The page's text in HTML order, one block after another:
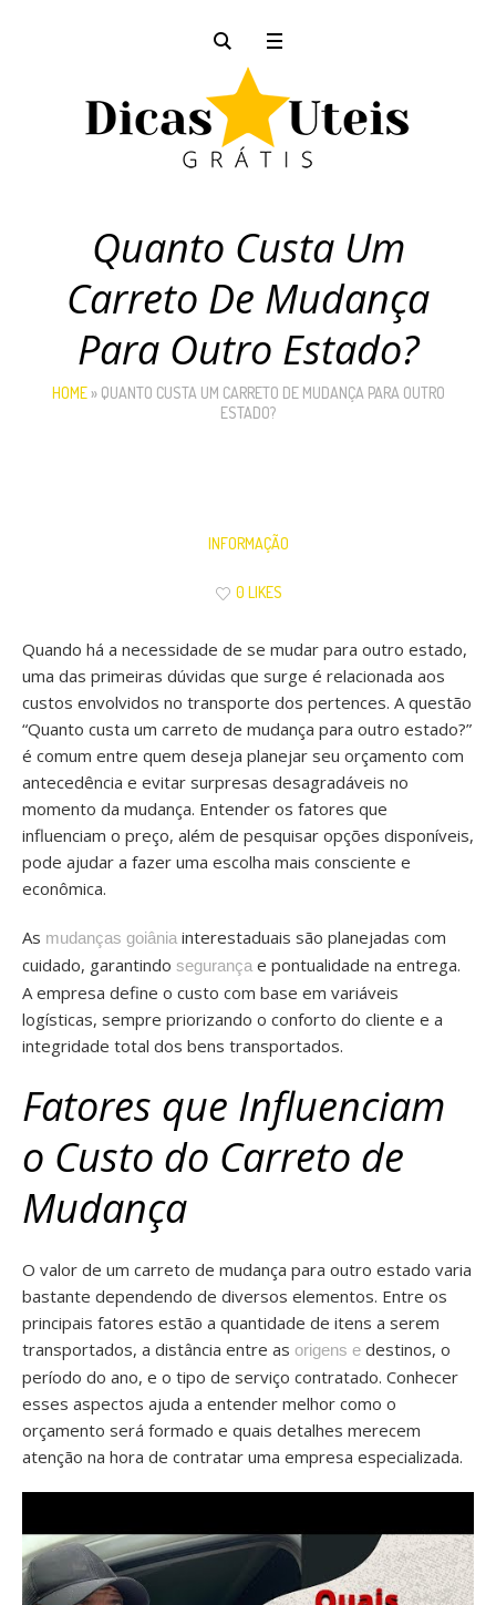
Quanto Custa Um
Carreto De Mudança
Para Outro Estado?
HOME» QUANTO CUSTA UM CARRETO DE MUDANÇA PARA OUTRO
ESTADO?
INFORMAÇÃO
0 LIKES
Quando há a necessidade de se mudar para outro estado,
uma das primeiras dúvidas que surge é relacionada aos
custos envolvidos no transporte dos pertences. A questão
“Quanto custa um carreto de mudança para outro estado?”
é comum entre quem deseja planejar seu orçamento com
antecedência e evitar surpresas desagradáveis no
momento da mudança. Entender os fatores que
influenciam o preço, além de pesquisar opções disponíveis,
pode ajudar a fazer uma escolha mais consciente e
econômica.
As mudanças goiâniainterestaduais são planejadas com
cuidado, garantindo segurançae pontualidade na entrega.
A empresa define o custo com base em variáveis
logísticas, sempre priorizando o conforto do cliente e a
integridade total dos bens transportados.
Fatores que Influenciam
o Custo do Carreto de
Mudança
O valor de um carreto de mudança para outro estado varia
bastante dependendo de diversos elementos. Entre os
principais fatores estão a quantidade de itens a serem
transportados, a distância entre as origens e destinos, o
período do ano, e o tipo de serviço contratado. Conhecer
esses aspectos ajuda a entender melhor como o
orçamento será formado e quais detalhes merecem
atenção na hora de contratar uma empresa especializada.